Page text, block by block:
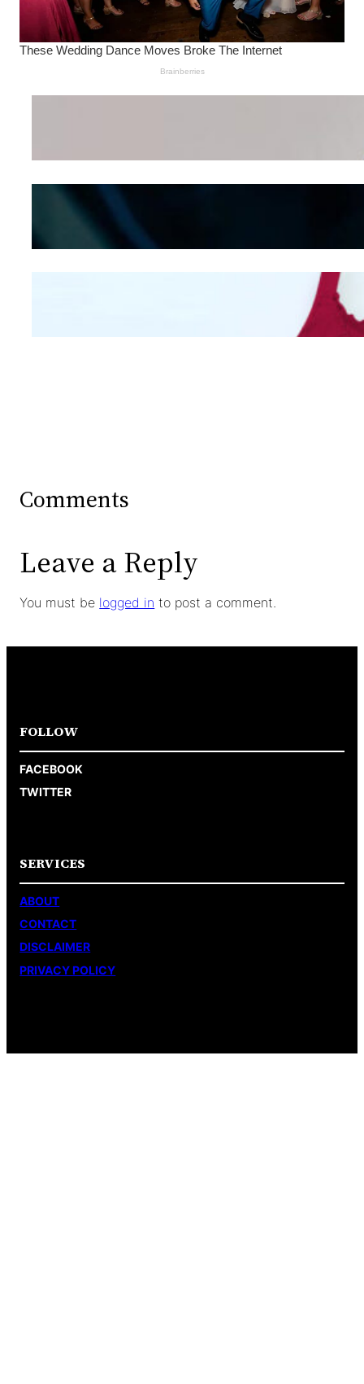
Wanita Pamer Pakaian
Kepribadian
Mengintip Kepribadian
Wanita Dari Warna Bra
Comments
Leave a Reply
You must be logged in to post a comment.
FOLLOW
FACEBOOK
TWITTER
SERVICES
ABOUT
CONTACT
DISCLAIMER
PRIVACY POLICY